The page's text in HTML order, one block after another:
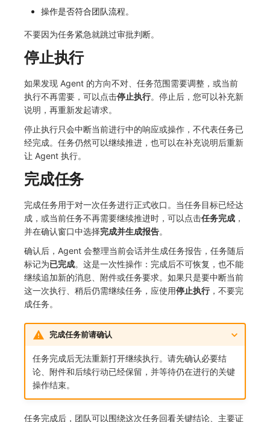
操作是否符合团队流程。
不要因为任务紧急就跳过审批判断。
停止执行
如果发现 Agent 的方向不对、任务范围需要调整，或当前
执行不再需要，可以点击停止执行。停止后，您可以补充新
说明，再重新发起请求。
停止执行只会中断当前进行中的响应或操作，不代表任务已
经完成。任务仍然可以继续推进，也可以在补充说明后重新
让 Agent 执行。
完成任务
完成任务用于对一次任务进行正式收口。当任务目标已经达
成，或当前任务不再需要继续推进时，可以点击任务完成 ，
并在确认窗口中选择完成并生成报告。
确认后，Agent 会整理当前会话并生成任务报告，任务随后
标记为已完成。这是一次性操作：完成后不可恢复，也不能
继续追加新的消息、附件或任务要求。如果只是要中断当前
这一次执行、稍后仍需继续任务，应使用停止执行，不要完
成任务。
完成任务前请确认
任务完成后无法重新打开继续执行。请先确认必要结
论、附件和后续行动已经保留，并等待仍在进行的关键
操作结束。
任务完成后，团队可以围绕这次任务回看关键结论、主要证